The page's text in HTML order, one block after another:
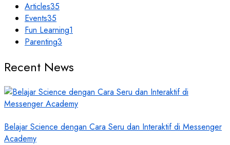
Articles35
Events35
Fun Learning1
Parenting3
Recent News
Belajar Science dengan Cara Seru dan Interaktif di Messenger
Academy